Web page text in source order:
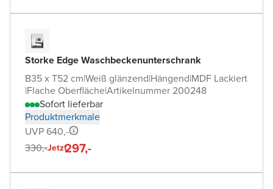
Storke Edge Waschbeckenunterschrank
B35 x T52 cm|Weiß glänzend|Hängend|MDF Lackiert
|Flache Oberfläche|Artikelnummer 200248
Sofort lieferbar
Produktmerkmale
UVP 640,-
330,-Jetzt297,-